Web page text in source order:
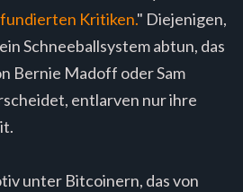
fundierten Kritiken." Diejenigen,
Schneeballsystem abtun, das
Bernie Madoff oder Sam
entlarven nur ihre
unter Bitcoinern, das von